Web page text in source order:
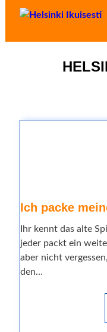
Ich packe
Ihr kennt das alte
jeder packt ein
aber nicht
den…